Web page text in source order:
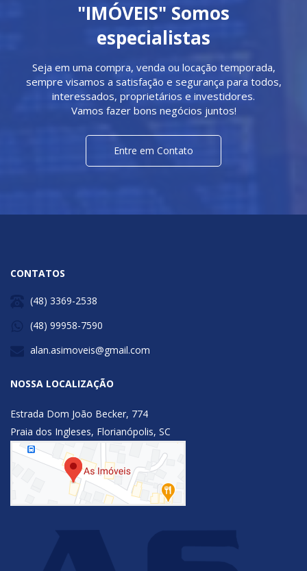
"IMÓVEIS" Somos
especialistas
Seja em uma compra, venda ou locação temporada,
sempre visamos a satisfação e segurança para todos,
interessados, proprietários e investidores.
Vamos fazer bons negócios juntos!
Entre em Contato
CONTATOS
(48) 3369-2538
(48) 99958-7590
alan.asimoveis@gmail.com
NOSSA LOCALIZAÇÃO
Estrada Dom João Becker, 774
Praia dos Ingleses, Florianópolis, SC